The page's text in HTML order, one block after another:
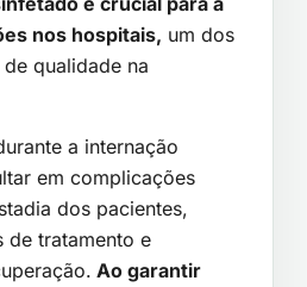
nos hospitais, um dos
qualidade na
a internação
em complicações
dos pacientes,
de tratamento e
Ao garantir